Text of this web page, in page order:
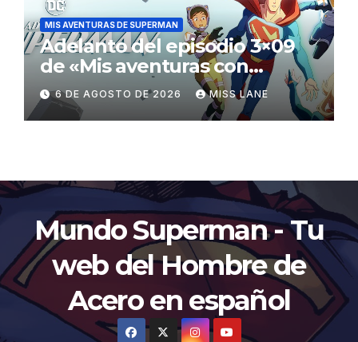
MIS AVENTURAS DE SUPERMAN
Adelanto del episodio 3×09
de «Mis aventuras con
Superman»
6 DE AGOSTO DE 2026 MISS LANE
Mundo Superman - Tu
web del Hombre de
Acero en español